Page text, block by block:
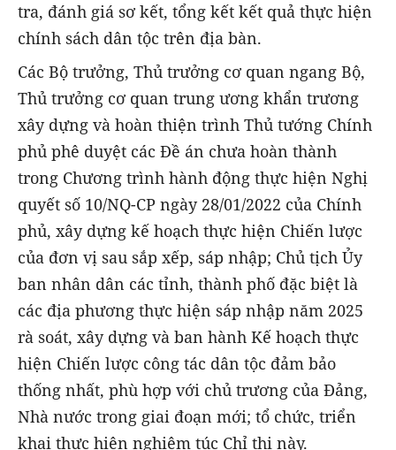
tra, đánh giá sơ kết, tổng kết kết quả thực hiện
chính sách dân tộc trên địa bàn.
Các Bộ trưởng, Thủ trưởng cơ quan ngang Bộ,
Thủ trưởng cơ quan trung ương khẩn trương
xây dựng và hoàn thiện trình Thủ tướng Chính
phủ phê duyệt các Đề án chưa hoàn thành
trong Chương trình hành động thực hiện Nghị
quyết số 10/NQ-CP ngày 28/01/2022 của Chính
phủ, xây dựng kế hoạch thực hiện Chiến lược
của đơn vị sau sắp xếp, sáp nhập; Chủ tịch Ủy
ban nhân dân các tỉnh, thành phố đặc biệt là
các địa phương thực hiện sáp nhập năm 2025
rà soát, xây dựng và ban hành Kế hoạch thực
hiện Chiến lược công tác dân tộc đảm bảo
thống nhất, phù hợp với chủ trương của Đảng,
Nhà nước trong giai đoạn mới; tổ chức, triển
khai thực hiện nghiêm túc Chỉ thị này.